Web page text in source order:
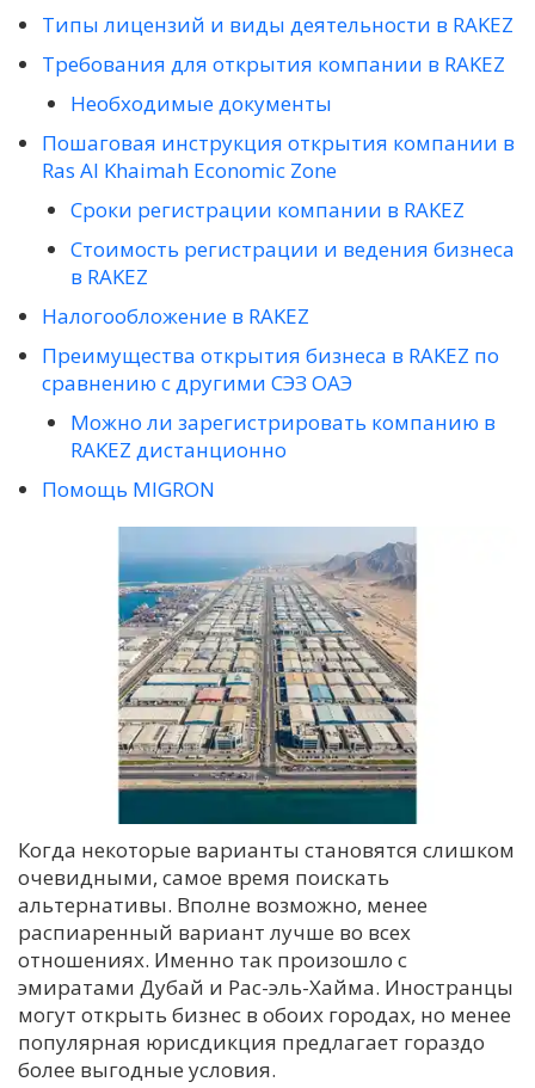
Типы лицензий и виды деятельности в RAKEZ
Требования для открытия компании в RAKEZ
Необходимые документы
Пошаговая инструкция открытия компании в
Ras Al Khaimah Economic Zone
Сроки регистрации компании в RAKEZ
Стоимость регистрации и ведения бизнеса
в RAKEZ
Налогообложение в RAKEZ
Преимущества открытия бизнеса в RAKEZ по
сравнению с другими СЭЗ ОАЭ
Можно ли зарегистрировать компанию в
RAKEZ дистанционно
Помощь MIGRON
Когда некоторые варианты становятся слишком
очевидными, самое время поискать
альтернативы. Вполне возможно, менее
распиаренный вариант лучше во всех
отношениях. Именно так произошло с
эмиратами Дубай и Рас-эль-Хайма. Иностранцы
могут открыть бизнес в обоих городах, но менее
популярная юрисдикция предлагает гораздо
более выгодные условия.